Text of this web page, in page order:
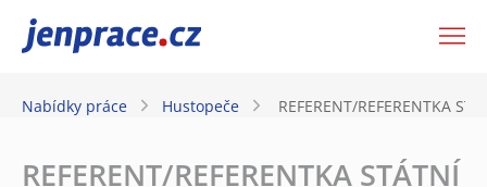
JenPráce.cz
Nabídky práce Hustopeče REFERENT/REFERENTKA
REFERENT/REFERENTKA STÁTNÍ